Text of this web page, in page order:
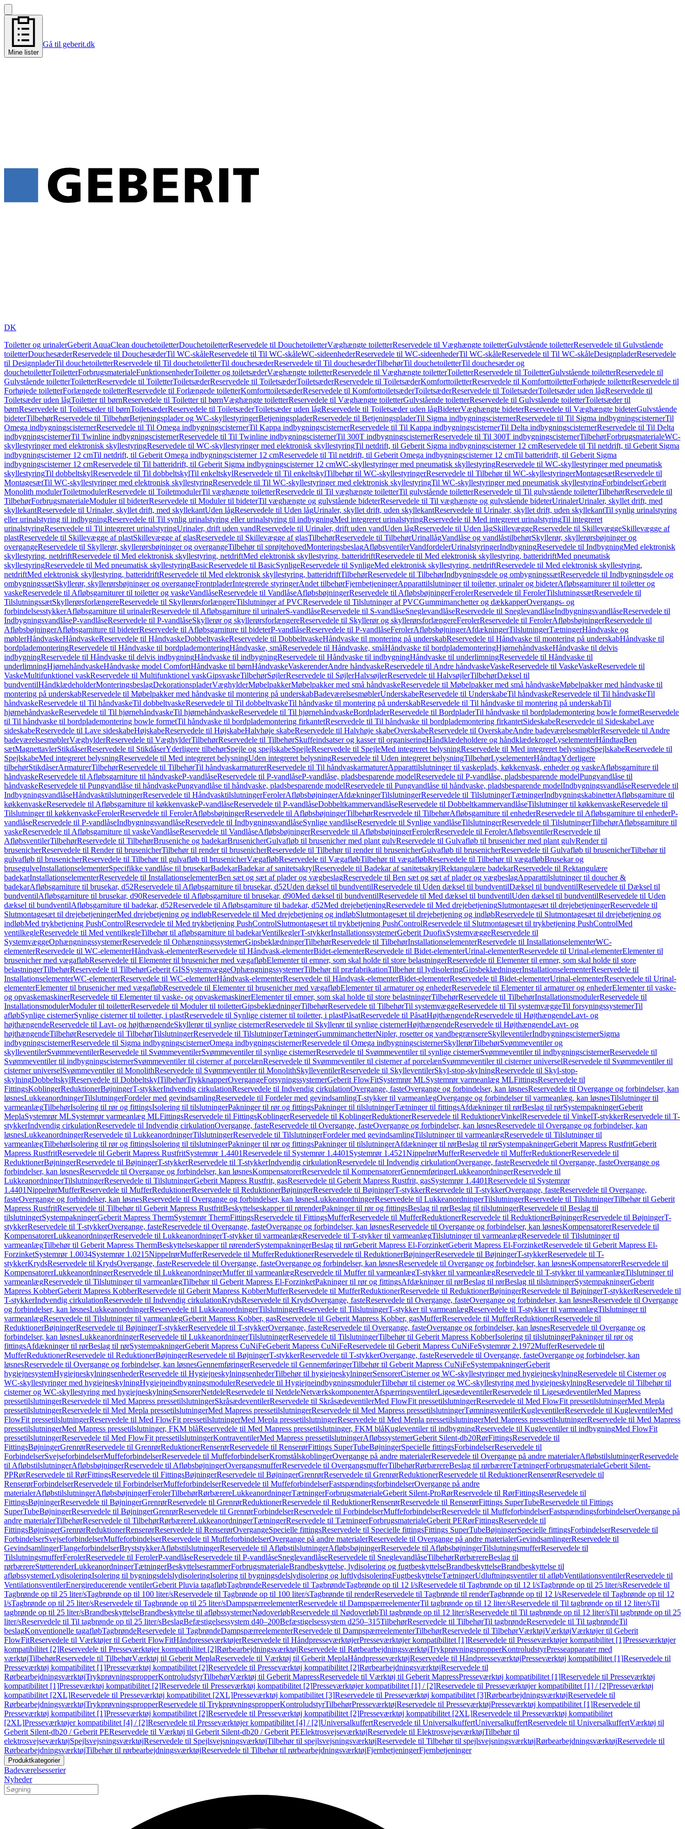
Mine lister
Gå til geberit.dk
DK
Toiletter og urinalerGeberit AquaClean douchetoiletterDouchetoiletterReservedele til DouchetoiletterVæghængte toiletterReservedele til Væghængte toiletterGulvstående toiletterReservedele til Gulvstående
toiletterDouchesæderReservedele til DouchesæderTil WC-skåleReservedele til Til WC-skåleWC-sideenhederReservedele til WC-sideenhederTil WC-skåleReservedele til Til WC-skåleDesignpladerReservedele
til DesignpladerTil douchetoiletterReservedele til Til douchetoiletterTil douchesæderReservedele til Til douchesæderTilbehørTil douchetoiletterTil douchesæder og
douchetoiletterToiletterForbrugsmaterialeFunktionsenhederToiletter og toiletsæderVæghængte toiletterReservedele til Væghængte toiletterToiletterReservedele til ToiletterGulvstående toiletterReservedele til
Gulvstående toiletterToiletterReservedele til ToiletterToiletsæderReservedele til ToiletsæderToiletsæderReservedele til ToiletsæderKomforttoiletterReservedele til KomforttoiletterForhøjede toiletterReservedele til
Forhøjede toiletterForlængede toiletterReservedele til Forlængede toiletterKomforttoiletsæderReservedele til KomforttoiletsæderToiletsæderReservedele til ToiletsæderToiletsæder uden lågReservedele til
Toiletsæder uden lågToiletter til børnReservedele til Toiletter til børnVæghængte toiletterReservedele til Væghængte toiletterGulvstående toiletterReservedele til Gulvstående toiletterToiletsæder til
børnReservedele til Toiletsæder til børnToiletsæderReservedele til ToiletsæderToiletsæder uden lågReservedele til Toiletsæder uden lågBideterVæghængte bideterReservedele til Væghængte bideterGulvstående
bideterTilbehørReservedele til TilbehørBetjeningsplader og WC-skyllestyringerBetjeningspladerReservedele til BetjeningspladerTil Sigma indbygningscisternerReservedele til Til Sigma indbygningscisternerTil
Omega indbygningscisternerReservedele til Til Omega indbygningscisternerTil Kappa indbygningscisternerReservedele til Til Kappa indbygningscisternerTil Delta indbygningscisternerReservedele til Til Delta
indbygningscisternerTil Twinline indbygningscisternerReservedele til Til Twinline indbygningscisternerTil 300T indbygningscisternerReservedele til Til 300T indbygningscisternerTilbehørForbrugsmaterialeWC-
skyllestyringer med elektronisk skyllestyringReservedele til WC-skyllestyringer med elektronisk skyllestyringTil netdrift, til Geberit Sigma indbygningscisterner 12 cmReservedele til Til netdrift, til Geberit Sigma
indbygningscisterner 12 cmTil netdrift, til Geberit Omega indbygningscisterner 12 cmReservedele til Til netdrift, til Geberit Omega indbygningscisterner 12 cmTil batteridrift, til Geberit Sigma
indbygningscisterner 12 cmReservedele til Til batteridrift, til Geberit Sigma indbygningscisterner 12 cmWC-skyllestyringer med pneumatisk skyllestyringReservedele til WC-skyllestyringer med pneumatisk
skyllestyringTil dobbeltskylReservedele til Til dobbeltskylTil enkeltskylReservedele til Til enkeltskylTilbehør til WC-skyllestyringerReservedele til Tilbehør til WC-skyllestyringerMontagesætReservedele til
MontagesætTil WC-skyllestyringer med elektronisk skyllestyringReservedele til Til WC-skyllestyringer med elektronisk skyllestyringTil WC-skyllestyringer med pneumatisk skyllestyringForbindelserGeberit
Monolith modulerToiletmodulerReservedele til ToiletmodulerTil væghængte toiletterReservedele til Til væghængte toiletterTil gulvstående toiletterReservedele til Til gulvstående toiletterTilbehørReservedele til
TilbehørForbrugsmaterialeModuler til bideterReservedele til Moduler til bideterTil væghængte og gulvstående bideterReservedele til Til væghængte og gulvstående bideterUrinalerUrinaler, skyllet drift, med
skyllekantReservedele til Urinaler, skyllet drift, med skyllekantUden lågReservedele til Uden lågUrinaler, skyllet drift, uden skyllekantReservedele til Urinaler, skyllet drift, uden skyllekantTil synlig urinalstyring
eller urinalstyring til indbygningReservedele til Til synlig urinalstyring eller urinalstyring til indbygningMed integreret urinalstyringReservedele til Med integreret urinalstyringTil integreret
urinalstyringReservedele til Til integreret urinalstyringUrinaler, drift uden vandReservedele til Urinaler, drift uden vandUden lågReservedele til Uden lågSkillevæggeReservedele til SkillevæggeSkillevægge af
plastReservedele til Skillevægge af plastSkillevægge af glasReservedele til Skillevægge af glasTilbehørReservedele til TilbehørUrinallågVandlåse og vandlåstilbehørSkyllerør, skyllerørsbøjninger og
overgangeReservedele til Skyllerør, skyllerørsbøjninger og overgangeTilbehør til sprøjtehovedMonteringsbeslagAfløbsventilerVandfordelerUrinalstyringerIndbygningReservedele til IndbygningMed elektronisk
skyllestyring, netdriftReservedele til Med elektronisk skyllestyring, netdriftMed elektronisk skyllestyring, batteridriftReservedele til Med elektronisk skyllestyring, batteridriftMed pneumatisk
skyllestyringReservedele til Med pneumatisk skyllestyringBasicReservedele til BasicSynligeReservedele til SynligeMed elektronisk skyllestyring, netdriftReservedele til Med elektronisk skyllestyring,
netdriftMed elektronisk skyllestyring, batteridriftReservedele til Med elektronisk skyllestyring, batteridriftTilbehørReservedele til TilbehørIndbygningsdele og ombygningssætReservedele til Indbygningsdele og
ombygningssætSkyllerør, skyllerørsbøjninger og overgangeFrontpladerIntegrerede styringerAndet tilbehørFjernbetjeningerApparattilslutninger til toiletter, urinaler og bideterAfløbsgarniturer til toiletter og
vaskeReservedele til Afløbsgarniturer til toiletter og vaskeVandlåseReservedele til VandlåseAfløbsbøjningerReservedele til AfløbsbøjningerFerolerReservedele til FerolerTilslutningssætReservedele til
TilslutningssætSkyllerørsforlængereReservedele til SkyllerørsforlængereTilslutninger af PVCReservedele til Tilslutninger af PVCGummimanchetter og dækkapperOvergangs- og
forbindelsesstykkerAfløbsgarniture til urinalerReservedele til Afløbsgarniture til urinalerS-vandlåseReservedele til S-vandlåseSneglevandlåseReservedele til SneglevandlåseIndbygningsvandlåseReservedele til
IndbygningsvandlåseP-vandlåseReservedele til P-vandlåseSkyllerør og skyllerørsforlængereReservedele til Skyllerør og skyllerørsforlængereFerolerReservedele til FerolerAfløbsbøjningerReservedele til
AfløbsbøjningerAfløbsgarniture til bideterReservedele til Afløbsgarniture til bideterP-vandlåseReservedele til P-vandlåseFerolerAfløbsbøjningerAfdækningerTilslutningerTætningerHåndvaske og
møblerHåndvaskeHåndvaskeReservedele til HåndvaskeDobbeltvaskeReservedele til DobbeltvaskeHåndvaske til montering på underskabReservedele til Håndvaske til montering på underskabHåndvaske til
bordplademonteringReservedele til Håndvaske til bordplademonteringHåndvaske, småReservedele til Håndvaske, småHåndvaske til bordplademonteringHjørnehåndvaskeHåndvaske til delvis
indbygningReservedele til Håndvaske til delvis indbygningHåndvaske til indbygningReservedele til Håndvaske til indbygningHåndvaske til underlimningReservedele til Håndvaske til
underlimningHjørnehåndvaskeHåndvaske model ComfortHåndvaske til børnHåndvaskeVaskerenderAndre håndvaskeReservedele til Andre håndvaskeVaskeReservedele til VaskeVaskeReservedele til
VaskeMultifunktionel vaskReservedele til Multifunktionel vaskGipsvaskeTilbehørSøjlerReservedele til SøjlerHalvsøjlerReservedele til HalvsøjlerTilbehørDæksel til
bundventilHåndklædeholderMonteringsbeslagDekorationspladerVæghylderMøbelpakkerMøbelpakker med små håndvaskeReservedele til Møbelpakker med små håndvaskeMøbelpakker med håndvaske til
montering på underskabReservedele til Møbelpakker med håndvaske til montering på underskabBadeværelsesmøblerUnderskabeReservedele til UnderskabeTil håndvaskeReservedele til Til håndvaskeTil
håndvaskeReservedele til Til håndvaskeTil dobbeltvaskeReservedele til Til dobbeltvaskeTil håndvaske til montering på underskabReservedele til Til håndvaske til montering på underskabTil
hjørnehåndvaskeReservedele til Til hjørnehåndvaskeTil hjørnehåndvaskeReservedele til Til hjørnehåndvaskeBordpladerReservedele til BordpladerTil håndvaske til bordplademontering bowle formetReservedele
til Til håndvaske til bordplademontering bowle formetTil håndvaske til bordplademontering firkantetReservedele til Til håndvaske til bordplademontering firkantetSideskabeReservedele til SideskabeLave
sideskabeReservedele til Lave sideskabeHøjskabeReservedele til HøjskabeHalvhøje skabeReservedele til Halvhøje skabeOverskabeReservedele til OverskabeAndre badeværelsesmøblerReservedele til Andre
badeværelsesmøblerVæghylderReservedele til VæghylderTilbehørReservedele til TilbehørSkuffeindsatser og kasser til organiseringHåndklædeholdere og håndklædekrogeLyselementerHåndtagBen
sætMagnettavlerStikdåserReservedele til StikdåserYderligere tilbehørSpejle og spejlskabeSpejleReservedele til SpejleMed integreret belysningReservedele til Med integreret belysningSpejlskabeReservedele til
SpejlskabeMed integreret belysningReservedele til Med integreret belysningUden integreret belysningReservedele til Uden integreret belysningTilbehørLyselementerHåndtagYderligere
tilbehørStikdåserArmaturerTilbehørReservedele til TilbehørTil håndvaskarmaturerReservedele til Til håndvaskarmaturerApparattilslutninger til vaskeplads, køkkenvask, enheder og vaskeAfløbsgarniture til
håndvaskeReservedele til Afløbsgarniture til håndvaskeP-vandlåseReservedele til P-vandlåseP-vandlåse, pladsbesparende modelReservedele til P-vandlåse, pladsbesparende modelPungvandlåse til
håndvaskeReservedele til Pungvandlåse til håndvaskePungvandlåse til håndvaske, pladsbesparende modelReservedele til Pungvandlåse til håndvaske, pladsbesparende modelIndbygningsvandlåseReservedele til
IndbygningsvandlåseHåndvasktilslutningerReservedele til HåndvasktilslutningerFerolerAfløbsbøjningerAfdækningerTilslutningerReservedele til TilslutningerTætningerIndbygningskabinetterAfløbsgarniture til
køkkenvaskeReservedele til Afløbsgarniture til køkkenvaskeP-vandlåseReservedele til P-vandlåseDobbeltkammervandlåseReservedele til DobbeltkammervandlåseTilslutninger til køkkenvaskeReservedele til
Tilslutninger til køkkenvaskeFerolerReservedele til FerolerAfløbsbøjningerReservedele til AfløbsbøjningerTilbehørReservedele til TilbehørAfløbsgarniture til enhederReservedele til Afløbsgarniture til enhederP-
vandlåseReservedele til P-vandlåseIndbygningsvandlåseReservedele til IndbygningsvandlåseSynlige vandlåseReservedele til Synlige vandlåseTilslutningerReservedele til TilslutningerTilbehørAfløbsgarniture til
vaskeReservedele til Afløbsgarniture til vaskeVandlåseReservedele til VandlåseAfløbsbøjningerReservedele til AfløbsbøjningerFerolerReservedele til FerolerAfløbsventilerReservedele til
AfløbsventilerTilbehørReservedele til TilbehørBruseniche og badekarBrusenicherGulvafløb til brusenicher med plant gulvReservedele til Gulvafløb til brusenicher med plant gulvRender til
brusenicherReservedele til Render til brusenicherTilbehør til render til brusenicherReservedele til Tilbehør til render til brusenicherGulvafløb til brusenicherReservedele til Gulvafløb til brusenicherTilbehør til
gulvafløb til brusenicherReservedele til Tilbehør til gulvafløb til brusenicherVægafløbReservedele til VægafløbTilbehør til vægafløbReservedele til Tilbehør til vægafløbBrusekar og
brusegulveInstallationselementerSpecifikke vandlåse til brusekarBadekarBadekar af sanitetsakrylReservedele til Badekar af sanitetsakrylRektangulære badekarReservedele til Rektangulære
badekarInstallationselementerReservedele til InstallationselementerBen sæt og sæt af plader og vægbeslagReservedele til Ben sæt og sæt af plader og vægbeslagApparattilslutninger til doucher &
badekarAfløbsgarniture til brusekar, d52Reservedele til Afløbsgarniture til brusekar, d52Uden dæksel til bundventilReservedele til Uden dæksel til bundventilDæksel til bundventilReservedele til Dæksel til
bundventilAfløbsgarniture til brusekar, d90Reservedele til Afløbsgarniture til brusekar, d90Med dæksel til bundventilReservedele til Med dæksel til bundventilUden dæksel til bundventilReservedele til Uden
dæksel til bundventilAfløbsgarniture til badekar, d52Reservedele til Afløbsgarniture til badekar, d52Med drejebetjeningReservedele til Med drejebetjeningSlutmontagesæt til drejebetjeningerReservedele til
Slutmontagesæt til drejebetjeningerMed drejebetjening og indløbReservedele til Med drejebetjening og indløbSlutmontagesæt til drejebetjening og indløbReservedele til Slutmontagesæt til drejebetjening og
indløbMed trykbetjening PushControlReservedele til Med trykbetjening PushControlSlutmontagesæt til trykbetjening PushControlReservedele til Slutmontagesæt til trykbetjening PushControlMed
ventilkegleReservedele til Med ventilkegleTilbehør til afløbsgarniture til badekarVentilkeglerT-stykkerInstallationssystemerGeberit DuofixSystemvæggeReservedele til
SystemvæggeOphængningssystemerReservedele til OphængningssystemerGipsbeklædningerTilbehørReservedele til TilbehørInstallationselementerReservedele til InstallationselementerWC-
elementerReservedele til WC-elementerHåndvask-elementerReservedele til Håndvask-elementerBidet-elementerReservedele til Bidet-elementerUrinal-elementerReservedele til Urinal-elementerElementer til
brusenicher med vægafløbReservedele til Elementer til brusenicher med vægafløbElementer til emner, som skal holde til store belastningerReservedele til Elementer til emner, som skal holde til store
belastningerTilbehørReservedele til TilbehørGeberit GISSystemvæggeOphængningssystemerTilbehør til præfabrikationTilbehør til lydisoleringGipsbeklædningerInstallationselementerReservedele til
InstallationselementerWC-elementerReservedele til WC-elementerHåndvask-elementerReservedele til Håndvask-elementerBidet-elementerReservedele til Bidet-elementerUrinal-elementerReservedele til Urinal-
elementerElementer til brusenicher med vægafløbReservedele til Elementer til brusenicher med vægafløbElementer til armaturer og enhederReservedele til Elementer til armaturer og enhederElementer til vaske-
og opvaskemaskinerReservedele til Elementer til vaske- og opvaskemaskinerElementer til emner, som skal holde til store belastningerTilbehørReservedele til TilbehørInstallationsmodulerReservedele til
InstallationsmodulerModuler til toiletterReservedele til Moduler til toiletterGipsbeklædningerTilbehørReservedele til TilbehørTil systemvæggeReservedele til Til systemvæggeTil forsyningssystemerTil
afløbSynlige cisternerSynlige cisterner til toiletter, i plastReservedele til Synlige cisterner til toiletter, i plastPåsatReservedele til PåsatHøjthængendeReservedele til HøjthængendeLavt- og
højthængendeReservedele til Lavt- og højthængendeSkyllerør til synlige cisternerReservedele til Skyllerør til synlige cisternerHøjthængendeReservedele til HøjthængendeLavt- og
højthængendeTilbehørReservedele til TilbehørTilslutningerReservedele til TilslutningerTætningerGummimanchetterNipler, rosetter og vandbegrænsereSkylleventilerIndbygningscisternerSigma
indbygningscisternerReservedele til Sigma indbygningscisternerOmega indbygningscisternerReservedele til Omega indbygningscisternerSkyllerørTilbehørSvømmeventiler og
skylleventilerSvømmeventilerReservedele til SvømmeventilerSvømmeventiler til synlige cisternerReservedele til Svømmeventiler til synlige cisternerSvømmeventiler til indbygningscisternerReservedele til
Svømmeventiler til indbygningscisternerSvømmeventiler til cisterner af porcelænReservedele til Svømmeventiler til cisterner af porcelænSvømmeventiler til cisterner universelReservedele til Svømmeventiler til
cisterner universelSvømmeventiler til MonolithReservedele til Svømmeventiler til MonolithSkylleventilerReservedele til SkylleventilerSkyl-stop-skylningReservedele til Skyl-stop-
skylningDobbeltskylReservedele til DobbeltskylTilbehørTrykknapperOvergangeForsyningssystemerGeberit FlowFitSystemrør MLSystemrør varmeanlæg MLFittingsReservedele til
FittingsKoblingerReduktionerBøjningerT-stykkerIndvendig cirkulationReservedele til Indvendig cirkulationOvergange, fasteOvergange og forbindelser, kan løsnesReservedele til Overgange og forbindelser, kan
løsnesLukkeanordningerTilslutningerFordeler med gevindsamlingReservedele til Fordeler med gevindsamlingT-stykker til varmeanlægOvergange og forbindelser til varmeanlæg, kan løsnesTilslutninger til
varmeanlægTilbehørIsolering til rør og fittingsIsolering til tilslutningerPakninger til rør og fittingsPakninger til tilslutningerTætninger til fittingsAfdækninger til rørBeslag til rørSystempakningerGeberit
MeplaSystemrør MLSystemrør varmeanlæg MLFittingsReservedele til FittingsKoblingerReservedele til KoblingerReduktionerReservedele til ReduktionerVinkelReservedele til VinkelT-stykkerReservedele til T-
stykkerIndvendig cirkulationReservedele til Indvendig cirkulationOvergange, fasteReservedele til Overgange, fasteOvergange og forbindelser, kan løsnesReservedele til Overgange og forbindelser, kan
løsnesLukkeanordningerReservedele til LukkeanordningerTilslutningerReservedele til TilslutningerFordeler med gevindsamlingTilslutninger til varmeanlægReservedele til Tilslutninger til
varmeanlægTilbehørIsolering til rør og fittingsIsolering til tilslutningerPakninger til rør og fittingsPakninger til tilslutningerAfdækninger til rørBeslag til rørSystempakningerGeberit Mapress RustfritGeberit
Mapress RustfritReservedele til Geberit Mapress RustfritSystemrør 1.4401Reservedele til Systemrør 1.4401 Systemrør 1.4521NippelrørMufferReservedele til MufferReduktionerReservedele til
ReduktionerBøjningerReservedele til BøjningerT-stykkerReservedele til T-stykkerIndvendig cirkulationReservedele til Indvendig cirkulationOvergange, fasteReservedele til Overgange, fasteOvergange og
forbindelser, kan løsnesReservedele til Overgange og forbindelser, kan løsnesKompensatorerReservedele til KompensatorerGennemføringerLukkeanordningerReservedele til
LukkeanordningerTilslutningerReservedele til TilslutningerGeberit Mapress Rustfrit, gasReservedele til Geberit Mapress Rustfrit, gasSystemrør 1.4401Reservedele til Systemrør
1.4401NippelrørMufferReservedele til MufferReduktionerReservedele til ReduktionerBøjningerReservedele til BøjningerT-stykkerReservedele til T-stykkerOvergange, fasteReservedele til Overgange,
fasteOvergange og forbindelser, kan løsnesReservedele til Overgange og forbindelser, kan løsnesLukkeanordningerReservedele til LukkeanordningerTilslutningerReservedele til TilslutningerTilbehør til Geberit
Mapress RustfritReservedele til Tilbehør til Geberit Mapress RustfritBeskyttelseskapper til rørenderPakninger til rør og fittingsBeslag til rørBeslag til tilslutningerReservedele til Beslag til
tilslutningerSystempakningerGeberit Mapress ThermSystemrør ThermFittingsReservedele til FittingsMufferReservedele til MufferReduktionerReservedele til ReduktionerBøjningerReservedele til BøjningerT-
stykkerReservedele til T-stykkerOvergange, fasteReservedele til Overgange, fasteOvergange og forbindelser, kan løsnesReservedele til Overgange og forbindelser, kan løsnesKompensatorerReservedele til
KompensatorerLukkeanordningerReservedele til LukkeanordningerT-stykker til varmeanlægReservedele til T-stykker til varmeanlægTilslutninger til varmeanlægReservedele til Tilslutninger til
varmeanlægTilbehør til Geberit Mapress ThermBeskyttelseskapper til rørenderSystempakningerBeslag til rørGeberit Mapress El-ForzinketGeberit Mapress El-ForzinketReservedele til Geberit Mapress El-
ForzinketSystemrør 1.0034Systemrør 1.0215NippelrørMufferReservedele til MufferReduktionerReservedele til ReduktionerBøjningerReservedele til BøjningerT-stykkerReservedele til T-
stykkerKrydsReservedele til KrydsOvergange, fasteReservedele til Overgange, fasteOvergange og forbindelser, kan løsnesReservedele til Overgange og forbindelser, kan løsnesKompensatorerReservedele til
KompensatorerLukkeanordningerReservedele til LukkeanordningerMuffer til varmeanlægReservedele til Muffer til varmeanlægT-stykker til varmeanlægReservedele til T-stykker til varmeanlægTilslutninger til
varmeanlægReservedele til Tilslutninger til varmeanlægTilbehør til Geberit Mapress El-ForzinketPakninger til rør og fittingsAfdækninger til rørBeslag til rørBeslag til tilslutningerSystempakningerGeberit
Mapress KobberGeberit Mapress KobberReservedele til Geberit Mapress KobberMufferReservedele til MufferReduktionerReservedele til ReduktionerBøjningerReservedele til BøjningerT-stykkerReservedele til
T-stykkerIndvendig cirkulationReservedele til Indvendig cirkulationKrydsReservedele til KrydsOvergange, fasteReservedele til Overgange, fasteOvergange og forbindelser, kan løsnesReservedele til Overgange
og forbindelser, kan løsnesLukkeanordningerReservedele til LukkeanordningerTilslutningerReservedele til TilslutningerT-stykker til varmeanlægReservedele til T-stykker til varmeanlægTilslutninger til
varmeanlægReservedele til Tilslutninger til varmeanlægGeberit Mapress Kobber, gasReservedele til Geberit Mapress Kobber, gasMufferReservedele til MufferReduktionerReservedele til
ReduktionerBøjningerReservedele til BøjningerT-stykkerReservedele til T-stykkerOvergange, fasteReservedele til Overgange, fasteOvergange og forbindelser, kan løsnesReservedele til Overgange og
forbindelser, kan løsnesLukkeanordningerReservedele til LukkeanordningerTilslutningerReservedele til TilslutningerTilbehør til Geberit Mapress KobberIsolering til tilslutningerPakninger til rør og
fittingsAfdækninger til rørBeslag til rørSystempakningerGeberit Mapress CuNiFeGeberit Mapress CuNiFeReservedele til Geberit Mapress CuNiFeSystemrør 2.1972MufferReservedele til
MufferReduktionerReservedele til ReduktionerBøjningerReservedele til BøjningerT-stykkerReservedele til T-stykkerOvergange, fasteReservedele til Overgange, fasteOvergange og forbindelser, kan
løsnesReservedele til Overgange og forbindelser, kan løsnesGennemføringerReservedele til GennemføringerTilbehør til Geberit Mapress CuNiFeSystempakningerGeberit
hygiejnesystemHygiejneskylningsenhederReservedele til HygiejneskylningsenhederTilbehør til hygiejneskylningerSensorerCisterner og WC-skyllestyringer med hygiejneskylningReservedele til Cisterner og
WC-skyllestyringer med hygiejneskylningHygiejneindbygningsmodulerReservedele til HygiejneindbygningsmodulerTilbehør til cisterner og WC-skyllestyring med hygiejneskylningReservedele til Tilbehør til
cisterner og WC-skyllestyring med hygiejneskylningSensorerNetdeleReservedele til NetdeleNetværkskomponenterAfspærringsventilerLigesædeventilerReservedele til LigesædeventilerMed Mapress
pressetilslutningerReservedele til Med Mapress pressetilslutningerSkråsædeventilerReservedele til SkråsædeventilerMed FlowFit pressetilslutningerReservedele til Med FlowFit pressetilslutningerMed Mepla
pressetilslutningerReservedele til Med Mepla pressetilslutningerMed Mapress pressetilslutningerReservedele til Med Mapress pressetilslutningerTømningsventilerKugleventilerReservedele til KugleventilerMed
FlowFit pressetilslutningerReservedele til Med FlowFit pressetilslutningerMed Mepla pressetilslutningerReservedele til Med Mepla pressetilslutningerMed Mapress pressetilslutningerReservedele til Med Mapress
pressetilslutningerMed Mapress pressetilslutninger, FKM blåReservedele til Med Mapress pressetilslutninger, FKM blåKugleventiler til indbygningReservedele til Kugleventiler til indbygningMed FlowFit
pressetilslutningerReservedele til Med FlowFit pressetilslutningerKontraventilerMed Mapress pressetilslutningerAfløbssystemerGeberit Silent-db20RørFittingsReservedele til
FittingsBøjningerGrenrørReservedele til GrenrørReduktionerRenserørReservedele til RenserørFittings SuperTubeBøjningerSpecielle fittingsForbindelserReservedele til
ForbindelserSvejseforbindelserMuffeforbindelserReservedele til MuffeforbindelserKromstålskoblingerOvergange på andre materialerReservedele til Overgange på andre materialerAfløbstilslutningerReservedele
til AfløbstilslutningerAfløbsbøjningerReservedele til AfløbsbøjningerOvergangsmufferReservedele til OvergangsmufferTilbehørRørbærereBeslag til rørbærereTætningerForbrugsmaterialeGeberit Silent-
PPRørReservedele til RørFittingsReservedele til FittingsBøjningerReservedele til BøjningerGrenrørReservedele til GrenrørReduktionerReservedele til ReduktionerRenserørReservedele til
RenserørForbindelserReservedele til ForbindelserMuffeforbindelserReservedele til MuffeforbindelserFastspændingsforbindelserOvergange på andre
materialerAfløbstilslutningerAfløbsbøjningerFerolerTilbehørRørbærereLukkeanordningerTætningerForbrugsmaterialeGeberit Silent-ProRørReservedele til RørFittingsReservedele til
FittingsBøjningerReservedele til BøjningerGrenrørReservedele til GrenrørReduktionerReservedele til ReduktionerRenserørReservedele til RenserørFittings SuperTubeReservedele til Fittings
SuperTubeBøjningerReservedele til BøjningerGrenrørReservedele til GrenrørForbindelserReservedele til ForbindelserMuffeforbindelserReservedele til MuffeforbindelserFastspændingsforbindelserOvergange på
andre materialerTilbehørReservedele til TilbehørRørbærereLukkeanordningerTætningerReservedele til TætningerForbrugsmaterialeGeberit PERørFittingsReservedele til
FittingsBøjningerGrenrørReduktionerRenserørReservedele til RenserørOvergangeSpecielle fittingsReservedele til Specielle fittingsFittings SuperTubeBøjningerSpecielle fittingsForbindelserReservedele til
ForbindelserSvejseforbindelserMuffeforbindelserReservedele til MuffeforbindelserOvergange på andre materialerReservedele til Overgange på andre materialerGevindsamlingerReservedele til
GevindsamlingerFlangeforbindelserBryststykkerAfløbstilslutningerReservedele til AfløbstilslutningerAfløbsbøjningerReservedele til AfløbsbøjningerTilslutningsmufferReservedele til
TilslutningsmufferFerolerReservedele til FerolerP-vandlåseReservedele til P-vandlåseSneglevandlåseReservedele til SneglevandlåseTilbehørRørbærereBeslag til
rørbærereStøtterenderLukkeanordningerTætningerBeskyttelsesrammerForbrugsmaterialeBrandbeskyttelse, lydisolering og fugtbeskyttelseBrandbeskyttelseBrandbeskyttelse til
afløbssystemerLydisoleringIsolering til bygningsdelslydisoleringIsolering til bygningsdelslydisolering og luftlydsisoleringFugtbeskyttelseTætningerUdluftningsventiler til afløbVentilationsventilerReservedele til
VentilationsventilerEnergireducerende ventilerGeberit Pluvia tagafløbTagbrøndeReservedele til TagbrøndeTagbrønde op til 12 l/sReservedele til Tagbrønde op til 12 l/sTagbrønde op til 25 liter/sReservedele til
Tagbrønde op til 25 liter/sTagbrønde op til 100 liter/sReservedele til Tagbrønde op til 100 liter/sTagbrønde til renderReservedele til Tagbrønde til renderTagbrønde op til 12 l/sReservedele til Tagbrønde op til 12
l/sTagbrønde op til 25 liter/sReservedele til Tagbrønde op til 25 liter/sDampspærreelementerReservedele til DampspærreelementerTil tagbrønde op til 12 liter/sReservedele til Til tagbrønde op til 12 liter/sTil
tagbrønde op til 25 liter/sBrandbeskyttelseBrandbeskyttelse til afløbssystemerNødoverløbReservedele til NødoverløbTil tagbrønde op til 12 liter/sReservedele til Til tagbrønde op til 12 liter/sTil tagbrønde op til 25
liter/sReservedele til Til tagbrønde op til 25 liter/sBeslagBefæstigelsessystem d40–200Befæstigelsessystem d250–315TilbehørReservedele til TilbehørTil tagbrøndeReservedele til Til tagbrøndeTil
beslagKonventionelle tagafløbTagbrøndeReservedele til TagbrøndeDampspærreelementerReservedele til DampspærreelementerTilbehørReservedele til TilbehørVærktøjVærktøjVærktøjer til Geberit
FlowFitReservedele til Værktøjer til Geberit FlowFitHåndpresseværktøjerReservedele til HåndpresseværktøjerPresseværktøjer kompatibilitet [1]Reservedele til Presseværktøjer kompatibilitet [1]Presseværktøjer
kompatibilitet [2]Reservedele til Presseværktøjer kompatibilitet [2]RørbearbejdningsværktøjReservedele til RørbearbejdningsværktøjTrykprøvningspropperKontroludstyrPresseapparater med
værktøjTilbehørReservedele til TilbehørVærktøj til Geberit MeplaReservedele til Værktøj til Geberit MeplaHåndpresseværktøjReservedele til HåndpresseværktøjPresseværktøj kompatibilitet [1]Reservedele til
Presseværktøj kompatibilitet [1]Presseværktøj kompatibilitet [2]Reservedele til Presseværktøj kompatibilitet [2]RørbearbejdningsværktøjReservedele til
RørbearbejdningsværktøjTrykprøvningspropperKontroludstyrTilbehørVærktøj til Geberit MapressReservedele til Værktøj til Geberit MapressPresseværktøj kompatibilitet [1]Reservedele til Presseværktøj
kompatibilitet [1]Presseværktøj kompatibilitet [2]Reservedele til Presseværktøj kompatibilitet [2]Presseværktøjer kompatibilitet [1] / [2]Reservedele til Presseværktøjer kompatibilitet [1] / [2]Presseværktøj
kompatibilitet [2XL]Reservedele til Presseværktøj kompatibilitet [2XL]Presseværktøj kompatibilitet [3]Reservedele til Presseværktøj kompatibilitet [3]RørbearbejdningsværktøjReservedele til
RørbearbejdningsværktøjTrykprøvningspropperReservedele til TrykprøvningspropperKontroludstyrTilbehørPresseværktøjReservedele til PresseværktøjPresseværktøj kompatibilitet [1]Reservedele til
Presseværktøj kompatibilitet [1]Presseværktøj kompatibilitet [2]Reservedele til Presseværktøj kompatibilitet [2]Presseværktøj kompatibilitet [2XL]Reservedele til Presseværktøj kompatibilitet
[2XL]Presseværktøjer kompatibilitet [4] / [2]Reservedele til Presseværktøjer kompatibilitet [4] / [2]UniversalkuffertReservedele til UniversalkuffertUniversalkuffertReservedele til UniversalkuffertVærktøj til
Geberit Silent-db20 / Geberit PEReservedele til Værktøj til Geberit Silent-db20 / Geberit PEElektrosvejseværktøjReservedele til ElektrosvejseværktøjTilbehør til
elektrosvejseværktøjSpejlsvejsningsværktøjReservedele til SpejlsvejsningsværktøjTilbehør til spejlsvejsningsværktøjReservedele til Tilbehør til spejlsvejsningsværktøjRørbearbejdningsværktøjReservedele til
RørbearbejdningsværktøjTilbehør til rørbearbejdningsværktøjReservedele til Tilbehør til rørbearbejdningsværktøjFjernbetjeningerFjernbetjeninger
Produktkategorier
Badeværelsesserier
Nyheder